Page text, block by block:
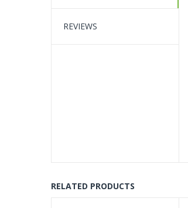
REVIEWS
RELATED PRODUCTS